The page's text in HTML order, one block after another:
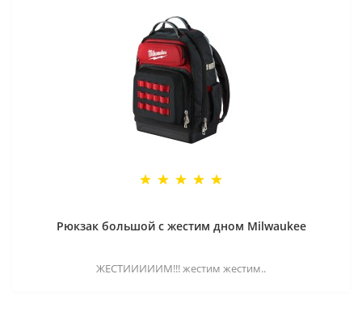
Рюкзак большой с жестим дном Milwaukee
ЖЕСТИИИИИМ!!! жестим жестим..